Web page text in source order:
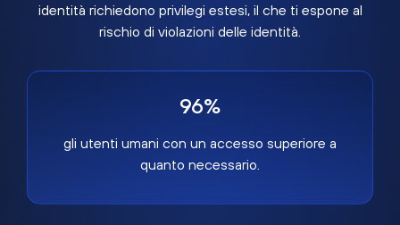
identità richiedono privilegi estesi, il che ti espone al
rischio di violazioni delle identità.
96%
gli utenti umani con un accesso superiore a
quanto necessario.